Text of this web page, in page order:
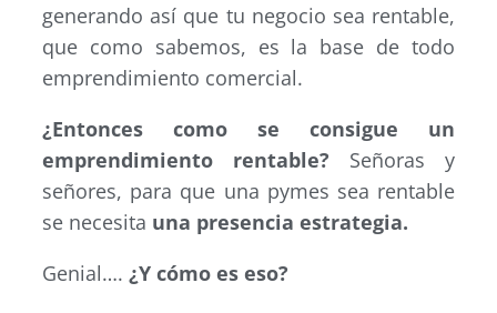
generando así que tu negocio sea rentable,
que como sabemos, es la base de todo
emprendimiento comercial.
¿Entonces como se consigue un
emprendimiento rentable? Señoras y
señores, para que una pymes sea rentable
se necesita una presencia estrategia.
Genial…. ¿Y cómo es eso?